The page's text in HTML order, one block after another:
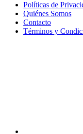
Políticas de
Quiénes Somos
Contacto
Términos y